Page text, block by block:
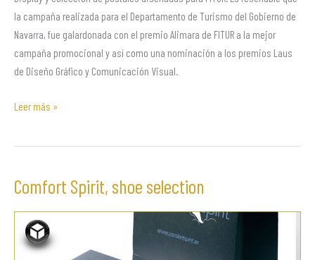
la campaña realizada para el Departamento de Turismo del Gobierno de
Navarra, fue galardonada con el premio Alimara de FITUR a la mejor
campaña promocional y así como una nominación a los premios Laus
de Diseño Gráfico y Comunicación Visual.
Leer más »
Comfort Spirit, shoe selection
Comfort
shoe
selection